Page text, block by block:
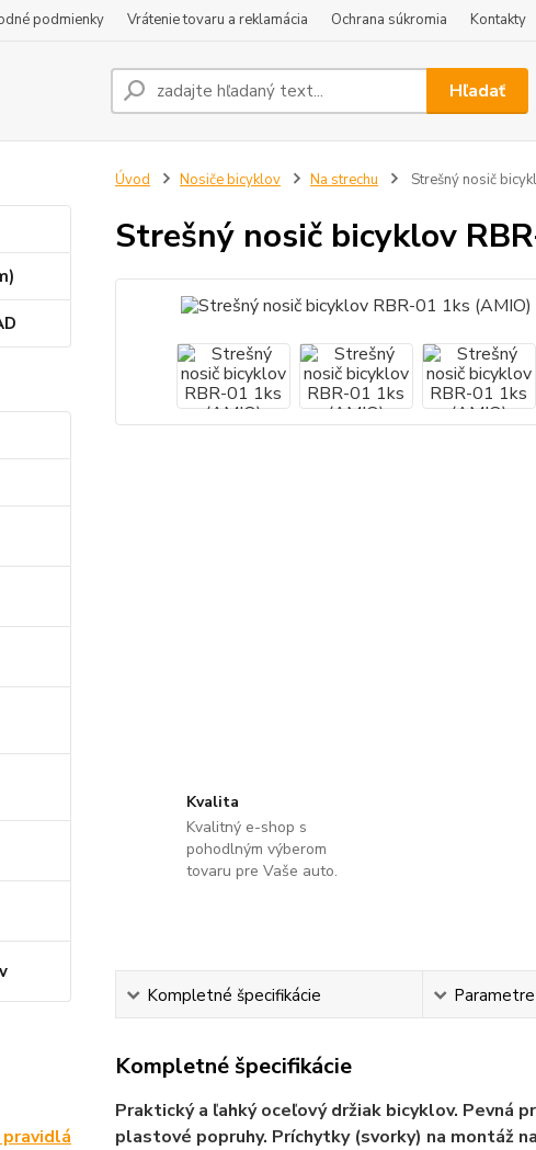
podmienky Vrátenie tovaru a reklamácia Ochrana súkromia Kontakty
Hľadať
Úvod Nosiče bicyklov Na strechu Strešný nosič
Strešný nosič bicyklov
Kvalita
Kvalitný e-shop s
pohodlným výberom
tovaru pre Vaše auto.
Kompletné špecifikácie Parametre
Kompletné špecifikácie
Praktický a ľahký oceľový držiak bicyklov. Pevná
plastové popruhy. Príchytky (svorky) na montáž